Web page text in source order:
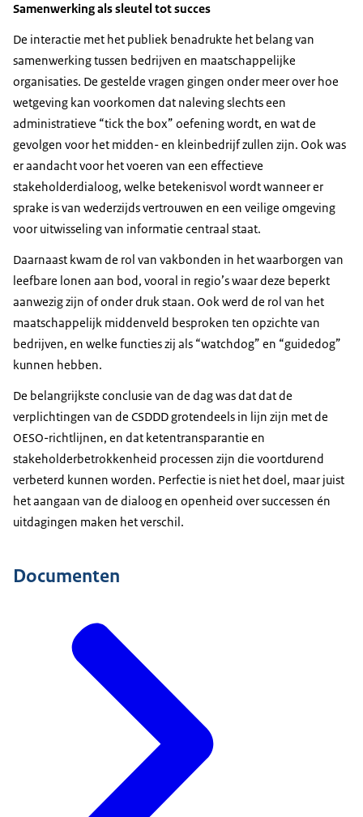
Samenwerking als sleutel tot succes
De interactie met het publiek benadrukte het belang van
samenwerking tussen bedrijven en maatschappelijke
organisaties. De gestelde vragen gingen onder meer over hoe
wetgeving kan voorkomen dat naleving slechts een
administratieve “tick the box” oefening wordt, en wat de
gevolgen voor het midden- en kleinbedrijf zullen zijn. Ook was
er aandacht voor het voeren van een effectieve
stakeholderdialoog, welke betekenisvol wordt wanneer er
sprake is van wederzijds vertrouwen en een veilige omgeving
voor uitwisseling van informatie centraal staat.
Daarnaast kwam de rol van vakbonden in het waarborgen van
leefbare lonen aan bod, vooral in regio’s waar deze beperkt
aanwezig zijn of onder druk staan. Ook werd de rol van het
maatschappelijk middenveld besproken ten opzichte van
bedrijven, en welke functies zij als “watchdog” en “guidedog”
kunnen hebben.
De belangrijkste conclusie van de dag was dat dat de
verplichtingen van de CSDDD grotendeels in lijn zijn met de
OESO-richtlijnen, en dat ketentransparantie en
stakeholderbetrokkenheid processen zijn die voortdurend
verbeterd kunnen worden. Perfectie is niet het doel, maar juist
het aangaan van de dialoog en openheid over successen én
uitdagingen maken het verschil.
Documenten